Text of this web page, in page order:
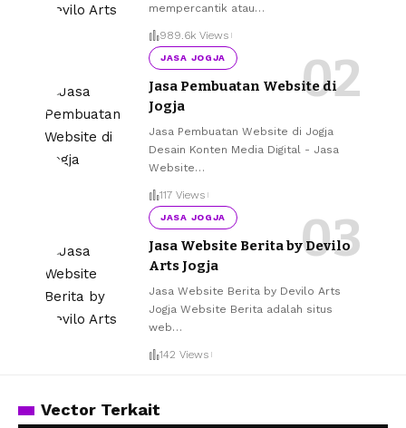
mempercantik atau…
989.6k Views
JASA JOGJA
Jasa Pembuatan Website di
Jogja
Jasa Pembuatan Website di Jogja
Desain Konten Media Digital - Jasa
Website…
117 Views
JASA JOGJA
Jasa Website Berita by Devilo
Arts Jogja
Jasa Website Berita by Devilo Arts
Jogja Website Berita adalah situs
web…
142 Views
Vector Terkait